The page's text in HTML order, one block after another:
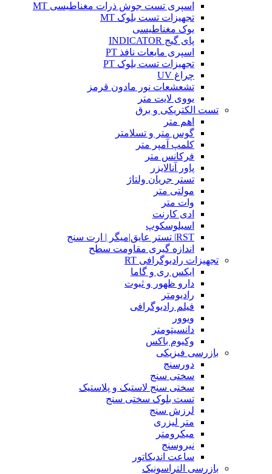
اسپری تست جوش ذرات مغناطیسی MT
تجهیزات تست بلوک MT
یوک مغناطیسی
پای گیج INDICATOR
اسپری مایعات نافذ PT
تجهیزات تست بلوک PT
چراغ UV
تشعشعات نور مادون قرمز
یووی لایت متر
تست الکتریکی و برق
اهم متر
گوس متر و تسلامتر
کلمپ آمپر متر
فرکانس متر
پاور آنالایزر
تستر جریان ولتاژ
مولتی متر
وات متر
ادی کارنت
اسیلوسکوپ
RST| تستر عایق|میگر | ارت سنج
اندازه گیری مقاومت سطح
تجهیزات رادیوگرافی RT
ایکس ری و گاما
دارو ظهور و ثبوت
رادیومتر
فیلم رادیوگرافی
ویوور
دانسیتومتر
وکیوم باکس
بازرسی فیزیکی
دورسنج
سختی سنج
سختی سنج لاستیک و پلاستیک
تست بلوک سختی سنج
لرزش سنج
متر لیزری
میکرومتر
نیروسنج
ساعت اندیکاتور
بازرسی التراسونیک